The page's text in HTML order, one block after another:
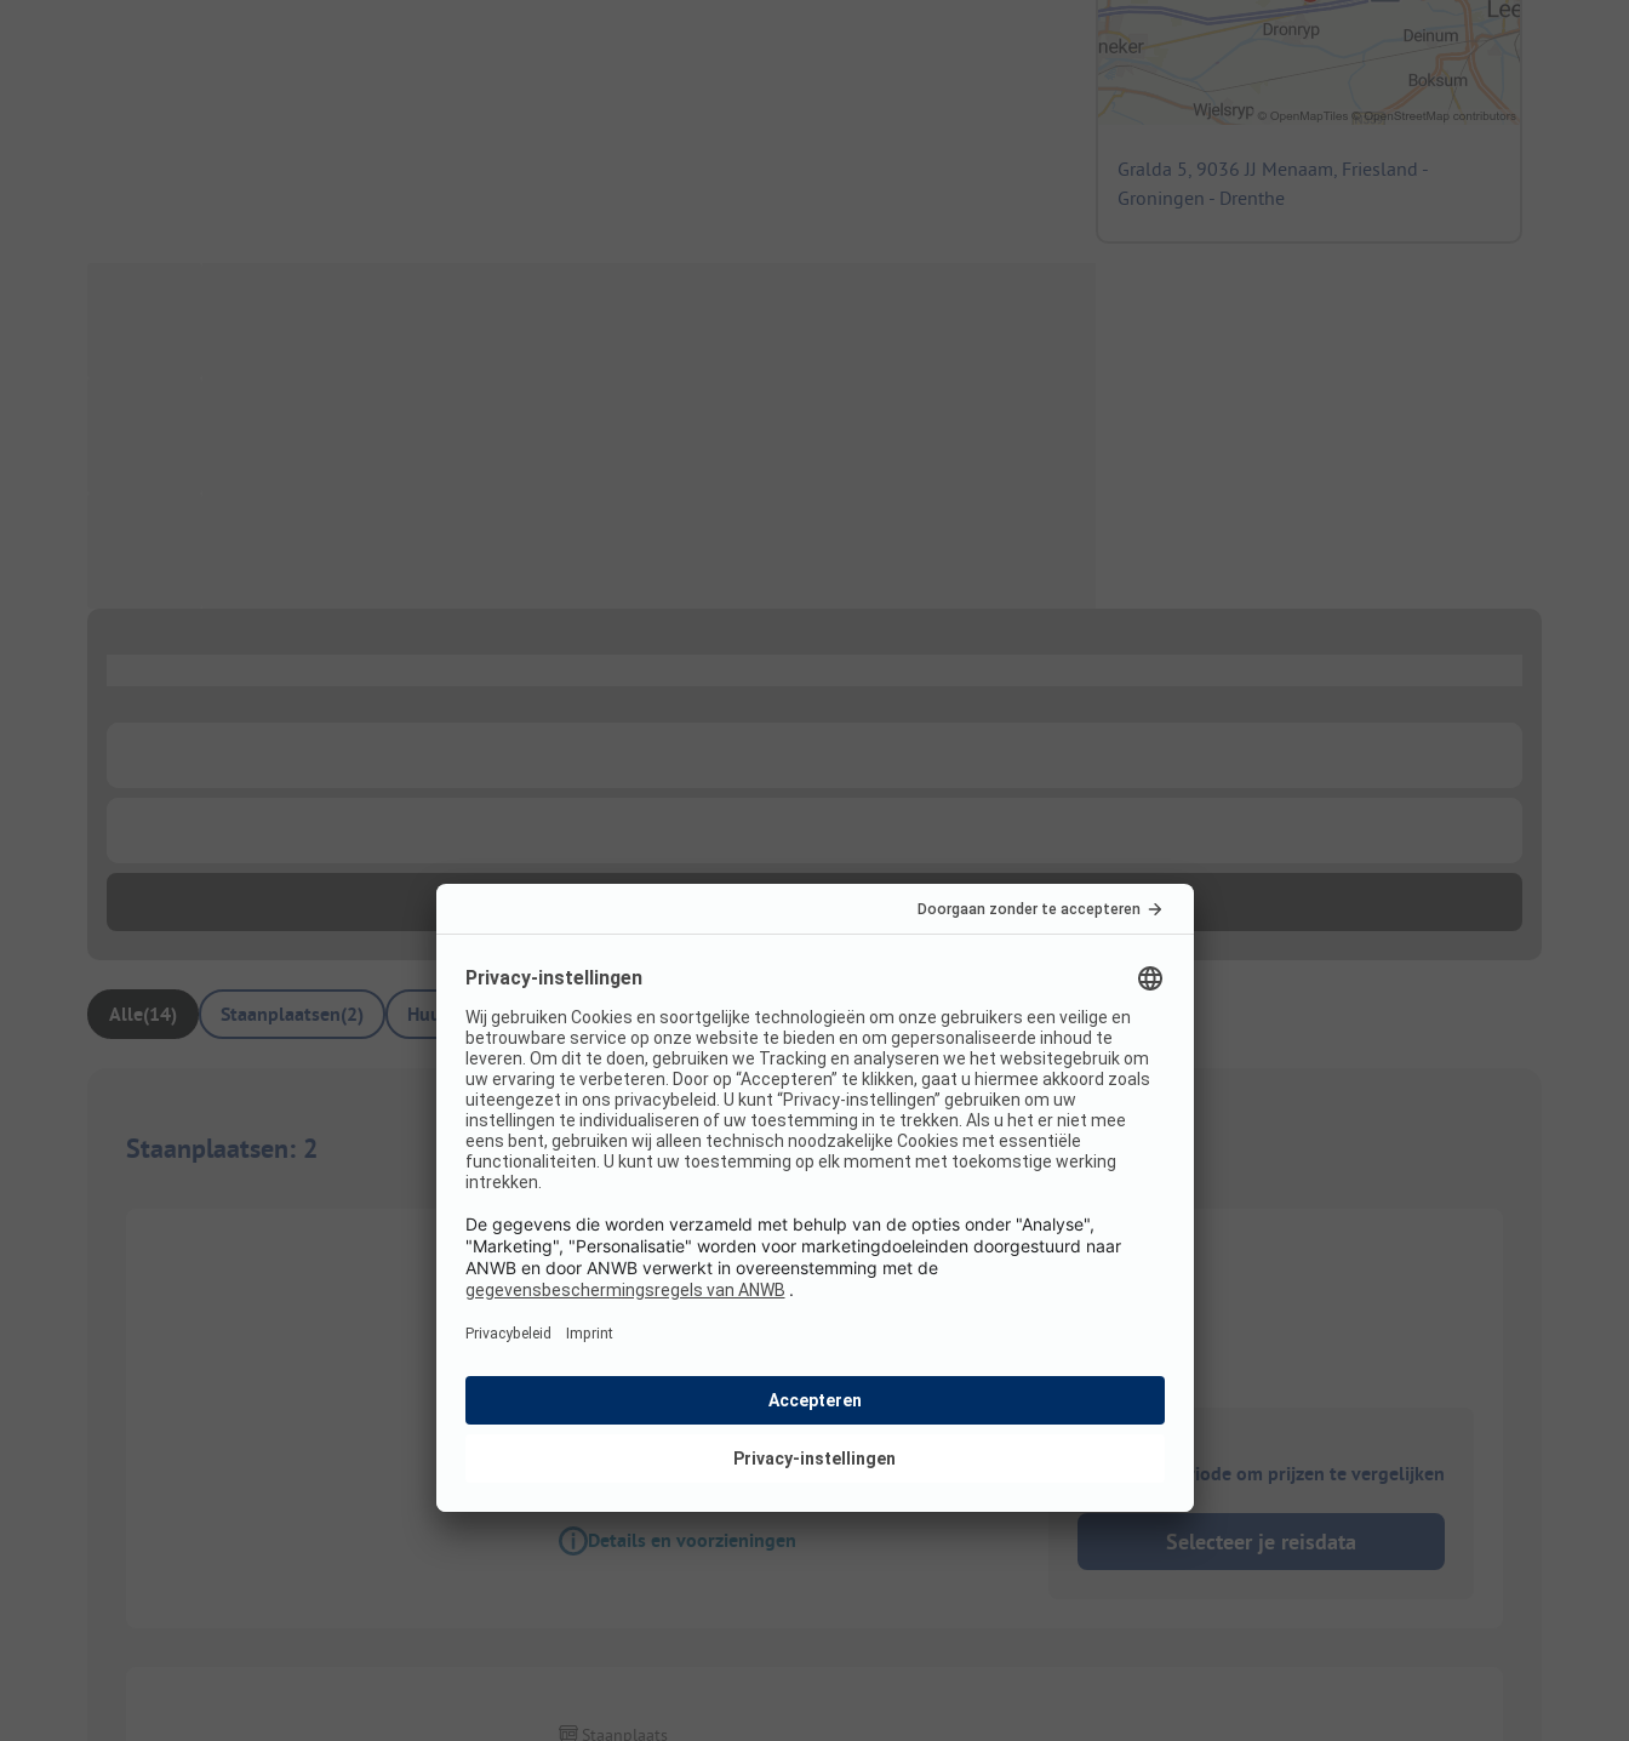
Gralda 5, 9036 JJ Menaam, Friesland -
Groningen - Drenthe
Alle(14) Staanplaatsen(2) Huuraccommodaties(12)
Staanplaatsen: 2
Camperplek
Staanplaats
Details en voorzieningen
Kies je reisperiode om prijzen te vergelijken
Selecteer je reisdata
Staanplaats